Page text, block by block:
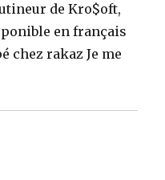
de Kro$oft,
en français
chez rakaz Je me